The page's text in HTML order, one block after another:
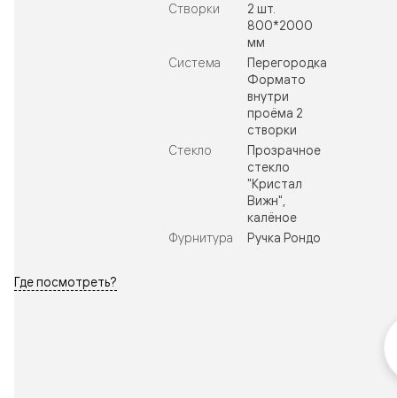
Створки
2 шт.
800*2000
мм
Система
Перегородка
Формато
внутри
проёма 2
створки
Стекло
Прозрачное
стекло
"Кристал
Вижн",
калёное
Фурнитура
Ручка Рондо
Где посмотреть?